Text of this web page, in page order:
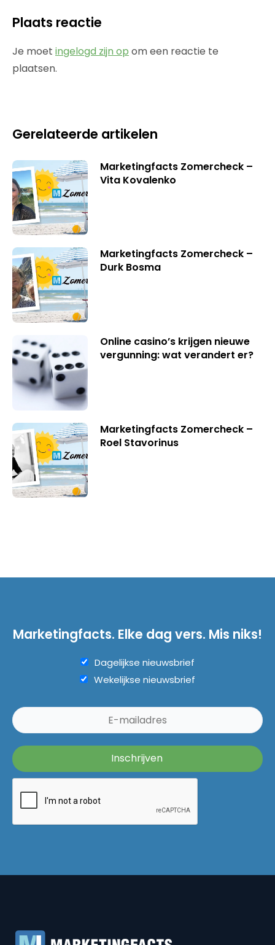
Plaats reactie
Je moet ingelogd zijn op om een reactie te
plaatsen.
Gerelateerde artikelen
Marketingfacts Zomercheck –
Vita Kovalenko
Marketingfacts Zomercheck –
Durk Bosma
Online casino’s krijgen nieuwe
vergunning: wat verandert er?
Marketingfacts Zomercheck –
Roel Stavorinus
Marketingfacts. Elke dag vers. Mis niks!
Dagelijkse nieuwsbrief
Wekelijkse nieuwsbrief